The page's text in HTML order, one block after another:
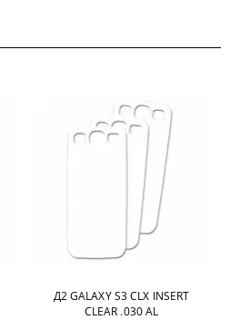
Д2 GALAXY S3 CLX INSERT
CLEAR .030 AL